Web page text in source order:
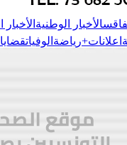
الأخبار الوطنية الأخبار
اعلانات+رياضة الوفيات